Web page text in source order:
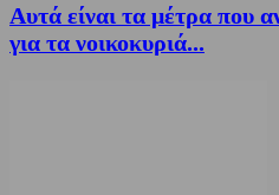
Αυτά είναι τα μέτρα που
για τα νοικοκυριά...